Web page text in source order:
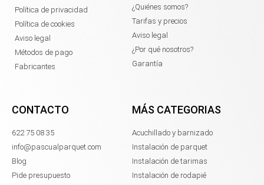
Política de privacidad
Política de cookies
Aviso legal
Métodos de pago
Fabricantes
¿Quiénes somos?
Tarifas y precios
Aviso legal
¿Por qué nosotros?
Garantía
CONTACTO
622 75 08 35
info@pascualparquet.com
Blog
Pide presupuesto
MÁS CATEGORIAS
Acuchillado y barnizado
Instalación de parquet
Instalación de tarimas
Instalación de rodapié